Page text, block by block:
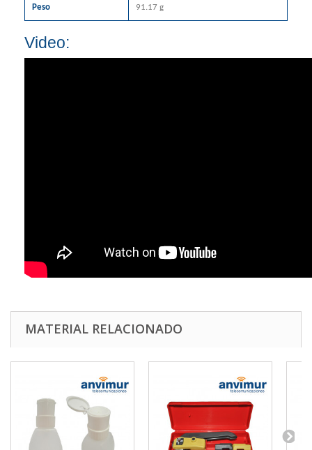
Peso 91.17 g
Video:
MATERIAL RELACIONADO